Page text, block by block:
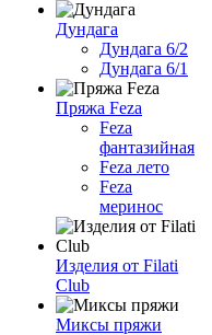
Дундага
Дундага 6/2
Дундага 6/1
Пряжа Feza
Feza
фантазийная
Feza лето
Feza
меринос
Изделия от Filati
Club
Миксы пряжи